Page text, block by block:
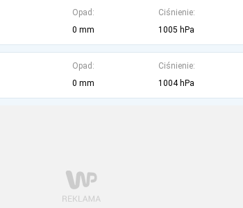
Opad:
0 mm
Ciśnienie:
1005 hPa
Opad:
0 mm
Ciśnienie:
1004 hPa